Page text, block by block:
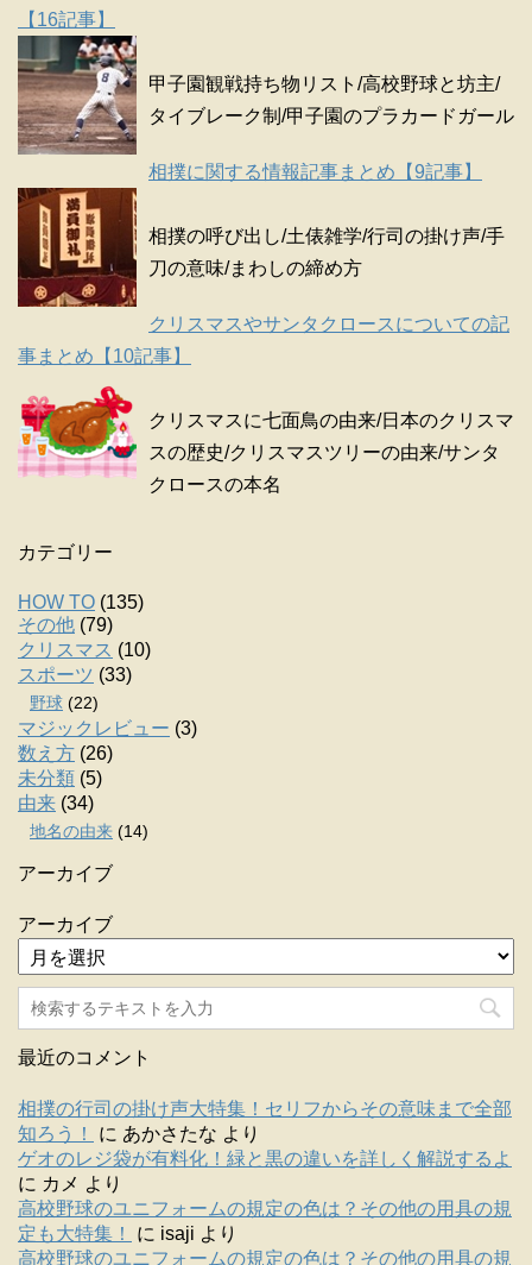
【16記事】
甲子園観戦持ち物リスト/高校野球と坊主/
タイブレーク制/甲子園のプラカードガール
相撲に関する情報記事まとめ【9記事】
相撲の呼び出し/土俵雑学/行司の掛け声/手
刀の意味/まわしの締め方
クリスマスやサンタクロースについての記
事まとめ【10記事】
クリスマスに七面鳥の由来/日本のクリスマ
スの歴史/クリスマスツリーの由来/サンタ
クロースの本名
カテゴリー
HOW TO (135)
その他 (79)
クリスマス (10)
スポーツ (33)
野球 (22)
マジックレビュー (3)
数え方 (26)
未分類 (5)
由来 (34)
地名の由来 (14)
アーカイブ
アーカイブ
最近のコメント
相撲の行司の掛け声大特集！セリフからその意味まで全部
知ろう！
に あかさたな より
ゲオのレジ袋が有料化！緑と黒の違いを詳しく解説するよ
に カメ より
高校野球のユニフォームの規定の色は？その他の用具の規
定も大特集！
に isaji より
高校野球のユニフォームの規定の色は？その他の用具の規